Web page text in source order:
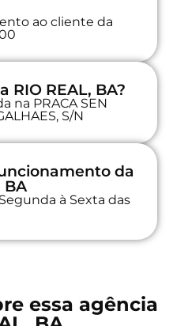
ao cliente da
RIO REAL, BA?
na PRACA SEN
S/N
da
BA
à Sexta das
essa agência